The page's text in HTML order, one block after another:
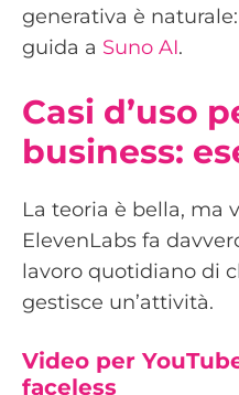
generativa è
guida a Suno AI.
Casi d’uso
business:
La teoria è bella, ma
ElevenLabs fa
lavoro quotidiano di
gestisce un’attività.
Video per
faceless